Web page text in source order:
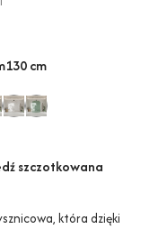
130 cm
szczotkowana
która dzięki